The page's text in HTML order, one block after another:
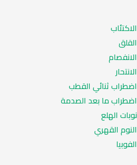
الاكتئاب
القلق
الانفصام
الانتحار
اضطراب ثنائي القطب
اضطراب ما بعد الصدمة
نوبات الهلع
النوم القهري
الفوبيا